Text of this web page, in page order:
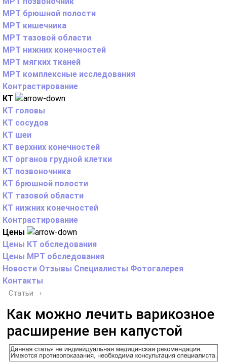
МРТ брюшной полости
МРТ кишечника
МРТ тазовой области
МРТ нижних конечностей
МРТ мягких тканей
МРТ комплексные исследования
Контрастирование
КТ
КТ головы
КТ сосудов
КТ шеи
КТ верхних конечностей
КТ органов грудной клетки
КТ позвоночника
КТ брюшной полости
КТ тазовой области
КТ нижних конечностей
Контрастирование
Цены
Цены КТ обследования
Цены МРТ обследования
Новости Отзывы Специалисты Фотогалерея
Контакты
Статьи ›
Как можно лечить варикозное
расширение вен капустой